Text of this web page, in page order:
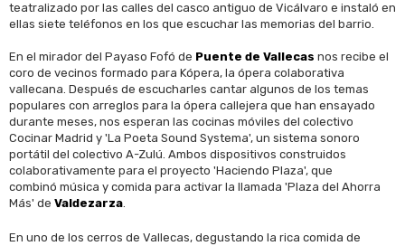
teatralizado por las calles del casco antiguo de Vicálvaro e instaló en
ellas siete teléfonos en los que escuchar las memorias del barrio.
En el mirador del Payaso Fofó de Puente de Vallecas nos recibe el
coro de vecinos formado para Kópera, la ópera colaborativa
vallecana. Después de escucharles cantar algunos de los temas
populares con arreglos para la ópera callejera que han ensayado
durante meses, nos esperan las cocinas móviles del colectivo
Cocinar Madrid y 'La Poeta Sound Systema', un sistema sonoro
portátil del colectivo A-Zulú. Ambos dispositivos construidos
colaborativamente para el proyecto 'Haciendo Plaza', que
combinó música y comida para activar la llamada 'Plaza del Ahorra
Más' de Valdezarza.
En uno de los cerros de Vallecas, degustando la rica comida de